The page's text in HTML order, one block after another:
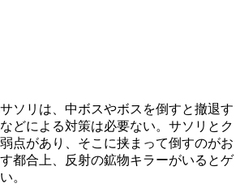
ソリは、中ボスやボスを倒すと撤退す
どによる対策は必要ない。サソリとク
点があり、そこに挟まって倒すのがお
都合上、反射の鉱物キラーがいるとゲ
。